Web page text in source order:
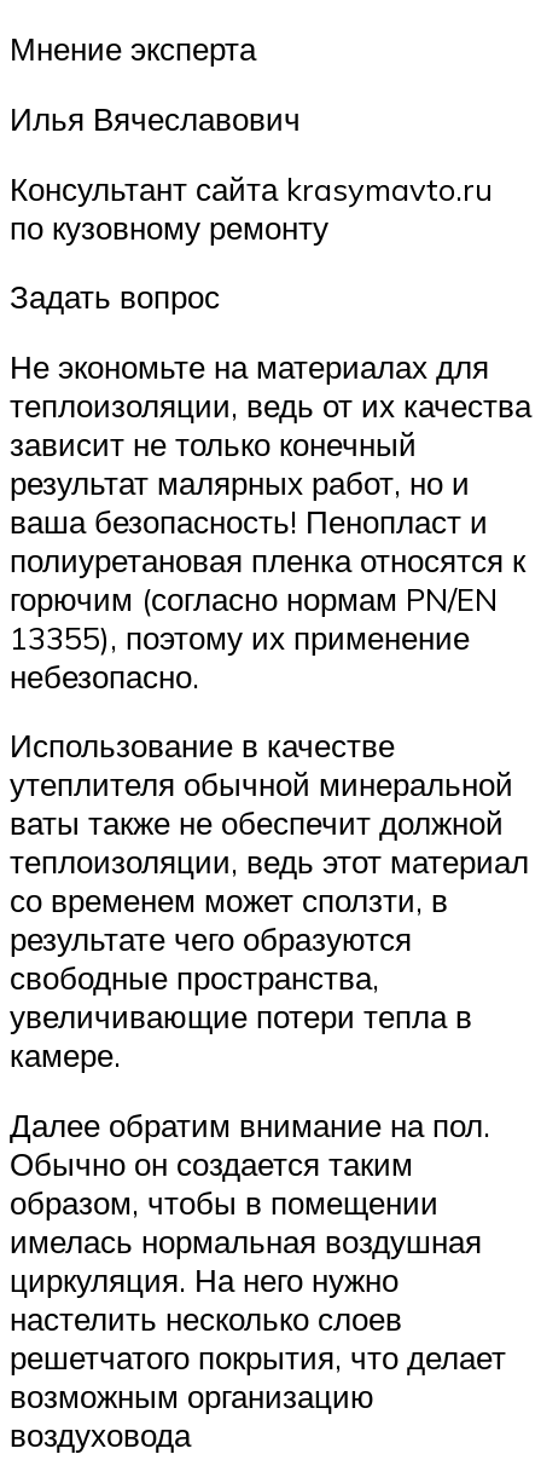
Мнение эксперта
Илья Вячеславович
Консультант сайта krasymavto.ru
по кузовному ремонту
Задать вопрос
Не экономьте на материалах для
теплоизоляции, ведь от их качества
зависит не только конечный
результат малярных работ, но и
ваша безопасность! Пенопласт и
полиуретановая пленка относятся к
горючим (согласно нормам PN/EN
13355), поэтому их применение
небезопасно.
Использование в качестве
утеплителя обычной минеральной
ваты также не обеспечит должной
теплоизоляции, ведь этот материал
со временем может сползти, в
результате чего образуются
свободные пространства,
увеличивающие потери тепла в
камере.
Далее обратим внимание на пол.
Обычно он создается таким
образом, чтобы в помещении
имелась нормальная воздушная
циркуляция. На него нужно
настелить несколько слоев
решетчатого покрытия, что делает
возможным организацию
воздуховода